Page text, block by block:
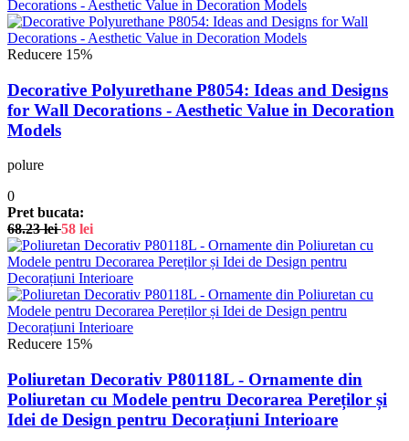
Reducere 15%
Decorative Polyurethane P8054: Ideas and Designs
for Wall Decorations - Aesthetic Value in Decoration
Models
polure
0
Pret bucata:
68.23lei 58 lei
Reducere 15%
Poliuretan Decorativ P80118L - Ornamente din
Poliuretan cu Modele pentru Decorarea Pereților și
Idei de Design pentru Decorațiuni Interioare